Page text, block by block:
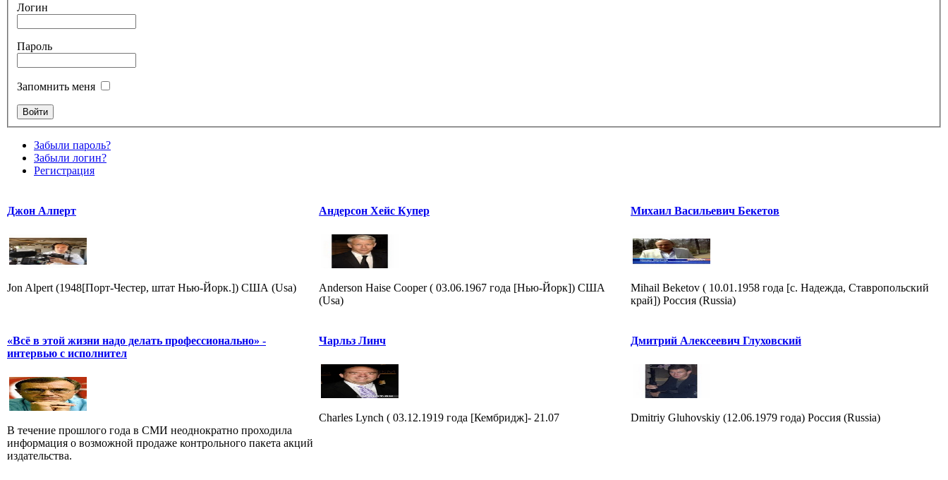
Логин
Пароль
Запомнить меня
Забыли пароль?
Забыли логин?
Регистрация
Джон Алперт
Jon Alpert (1948[Порт-Честер, штат Нью-Йорк.]) США (Usa)
Андерсон Хейс Купер
Anderson Haise Cooper ( 03.06.1967 года [Нью-Йорк]) США
(Usa)
Михаил Васильевич Бекетов
Mihail Beketov ( 10.01.1958 года [с. Надежда, Ставропольский
край]) Россия (Russia)
«Всё в этой жизни надо делать профессионально» -
интервью с исполнител
В течение прошлого года в СМИ неоднократно проходила
информация о возможной продаже контрольного пакета акций
издательства.
Чарльз Линч
Charles Lynch ( 03.12.1919 года [Кембридж]- 21.07
Дмитрий Алексеевич Глуховский
Dmitriy Gluhovskiy (12.06.1979 года) Россия (Russia)